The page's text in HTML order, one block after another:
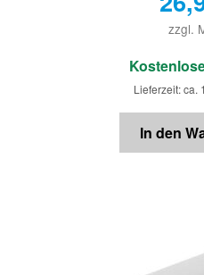
zzgl.
Lieferzeit: ca.
In den